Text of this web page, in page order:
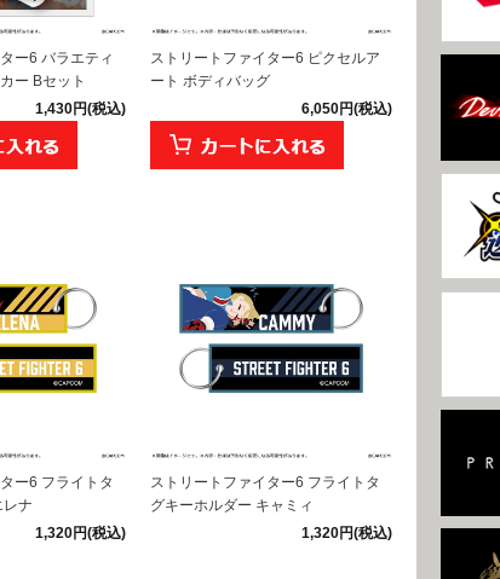
ー6 バラエティ
ー Bセット
1,430円(税込)
ストリートファイター6 ピクセルア
ート ボディバッグ
6,050円(税込)
ー6 フライトタ
レナ
1,320円(税込)
ストリートファイター6 フライトタ
グキーホルダー キャミィ
1,320円(税込)